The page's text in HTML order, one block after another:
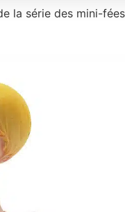
la série des mini-